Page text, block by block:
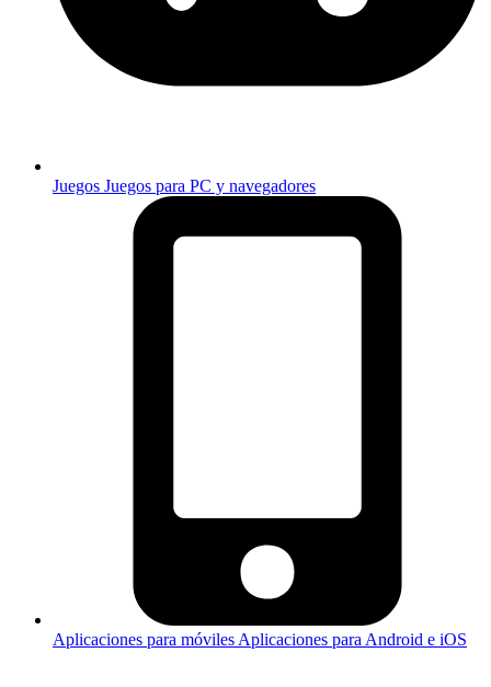
Juegos Juegos para PC y navegadores
Aplicaciones para móviles Aplicaciones para Android e iOS